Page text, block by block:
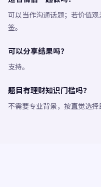
可以当作沟通话题；若价值
签。
可以分享结果吗？
支持。
题目有理财知识门槛吗？
不需要专业背景，按直觉选择